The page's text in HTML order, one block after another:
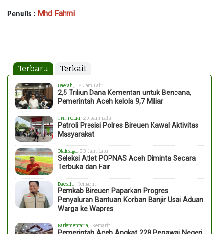
Penulis : Mhd Fahmi
Terbaru Terkait
Daerah , 18 Jam Lalu
2,5 Triliun Dana Kementan untuk Bencana,
Pemerintah Aceh kelola 9,7 Miliar
TNI-POLRI , 20 Jam Lalu
Patroli Presisi Polres Bireuen Kawal Aktivitas
Masyarakat
Olahraga , 23 Jam Lalu
Seleksi Atlet POPNAS Aceh Diminta Secara
Terbuka dan Fair
Daerah , Kemarin
Pemkab Bireuen Paparkan Progres
Penyaluran Bantuan Korban Banjir Usai Aduan
Warga ke Wapres
Parlementaria , Kemarin